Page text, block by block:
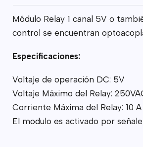
Módulo Relay 1 canal 5V o
control se encuentran
Especificaciones:
Voltaje de operación DC: 5V
Voltaje Máximo del Relay:
Corriente Máxima del Relay: 10 A
El modulo es activado por